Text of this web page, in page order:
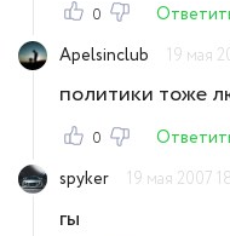
0
Apelsinclub
19 мая
политики тоже
0
spyker
19 мая 2007
гы